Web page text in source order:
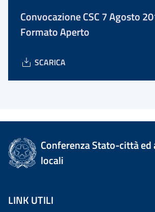
Convocazione CSC 7 Agosto
Formato Aperto
SCARICA
Conferenza Stato-città
locali
LINK UTILI